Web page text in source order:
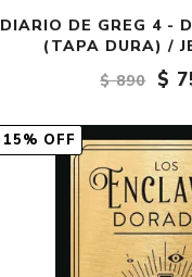
DIARIO DE GREG 4 -
(TAPA DURA) /
$ 890
$
15% OFF